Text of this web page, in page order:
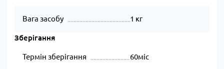
Вага засобу 1 кг
Зберігання
Термін зберігання 60міс